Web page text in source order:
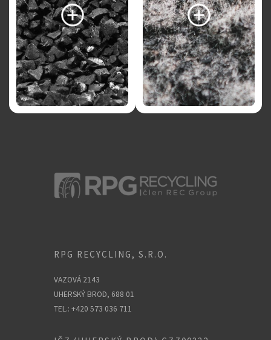
Vyhledávání na webu
RPG RECYCLING, S.R.O.
VAZOVÁ 2143
UHERSKÝ BROD, 688 01
TEL.: +420 573 036 711